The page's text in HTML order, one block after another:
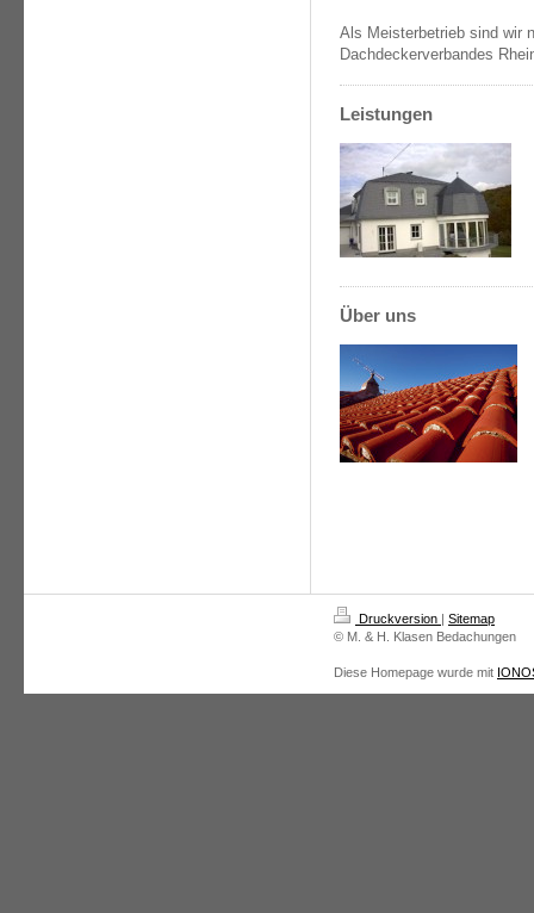
Als Meisterbetrieb sind wir
Dachdeckerverbandes
Leistungen
Über uns
Druckversion | Sitemap
© M. & H. Klasen Bedachungen
Diese Homepage wurde mit